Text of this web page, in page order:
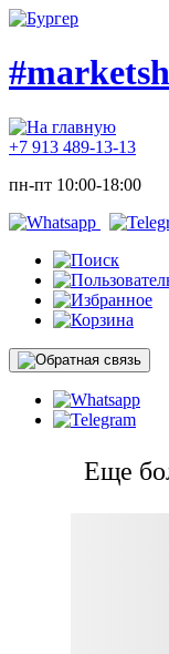
+7 913 489-13-13
пн-пт 10:00-18:00
Еще